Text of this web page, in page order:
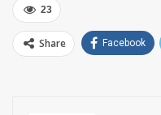
23
Share Facebook